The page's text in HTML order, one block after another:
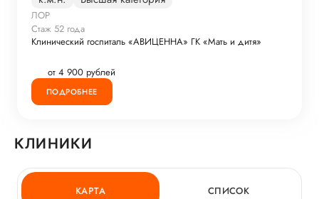
ЛОР
Стаж 52 года
Клинический госпиталь «АВИЦЕННА» ГК «Мать и дитя»
от 4 900 рублей
ПОДРОБНЕЕ
КЛИНИКИ
КАРТА СПИСОК